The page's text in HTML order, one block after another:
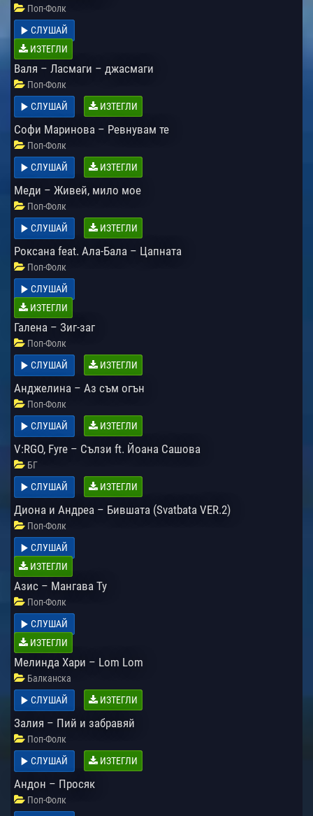
Поп-Фолк
СЛУШАЙ
ИЗТЕГЛИ
Валя – Ласмаги – джасмаги
Поп-Фолк
СЛУШАЙ
ИЗТЕГЛИ
Софи Маринова – Ревнувам те
Поп-Фолк
СЛУШАЙ
ИЗТЕГЛИ
Меди – Живей, мило мое
Поп-Фолк
СЛУШАЙ
ИЗТЕГЛИ
Роксана feat. Ала-Бала – Цапната
Поп-Фолк
СЛУШАЙ
ИЗТЕГЛИ
Галена – Зиг-заг
Поп-Фолк
СЛУШАЙ
ИЗТЕГЛИ
Анджелина – Аз съм огън
Поп-Фолк
СЛУШАЙ
ИЗТЕГЛИ
V:RGO, Fyre – Сълзи ft. Йоана Сашова
БГ
СЛУШАЙ
ИЗТЕГЛИ
Диона и Андреа – Бившата (Svatbata VER.2)
Поп-Фолк
СЛУШАЙ
ИЗТЕГЛИ
Азис – Мангава Ту
Поп-Фолк
СЛУШАЙ
ИЗТЕГЛИ
Мелинда Хари – Lom Lom
Балканска
СЛУШАЙ
ИЗТЕГЛИ
Залия – Пий и забравяй
Поп-Фолк
СЛУШАЙ
ИЗТЕГЛИ
Андон – Просяк
Поп-Фолк